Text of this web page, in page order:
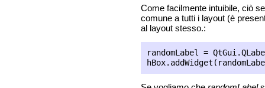
Come facilmente intuibile, ciò
comune a tutti i layout (è
al layout stesso.:
randomLabel =